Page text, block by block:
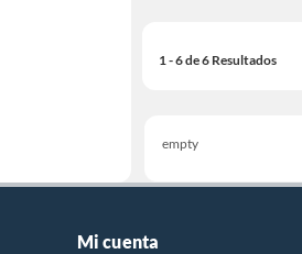
1 - 6 de 6 Resultados
empty
Mi cuenta